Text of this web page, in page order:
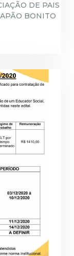
DE PAIS
BONITO